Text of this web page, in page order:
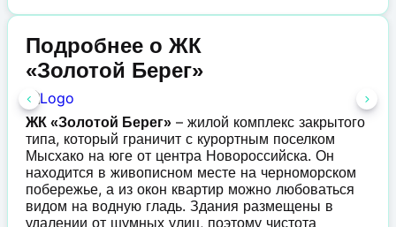
Подробнее о ЖК
«Золотой Берег»
ЖК «Золотой Берег» – жилой комплекс закрытого
типа, который граничит с курортным поселком
Мысхако на юге от центра Новороссийска. Он
находится в живописном месте на черноморском
побережье, а из окон квартир можно любоваться
видом на водную гладь. Здания размещены в
удалении от шумных улиц, поэтому чистота